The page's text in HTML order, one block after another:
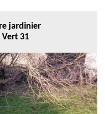
jardinier
Vert 31